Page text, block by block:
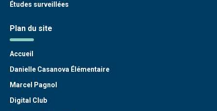
Études surveillées
Plan du site
Accueil
Danielle Casanova Élémentaire
Marcel Pagnol
Digital Club